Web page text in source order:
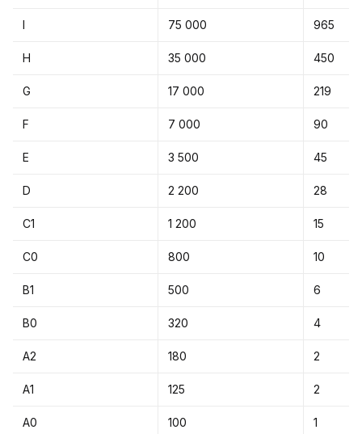
I 75 000 965
H 35 000 450
G 17 000 219
F 7 000 90
E 3 500 45
D 2 200 28
C1 1 200 15
C0 800 10
B1 500 6
B0 320 4
A2 180 2
A1 125 2
A0 100 1